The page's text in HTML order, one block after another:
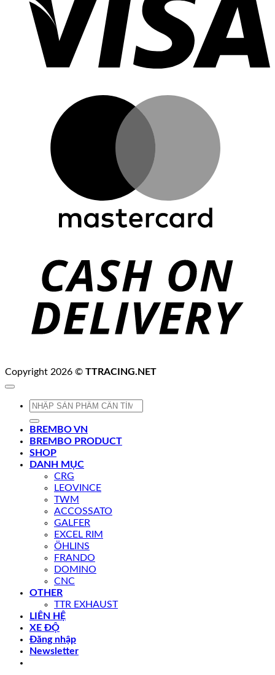
Copyright 2026 © TTRACING.NET
Tìm
BREMBO VN
BREMBO PRODUCT
SHOP
DANH MỤC
CRG
LEOVINCE
TWM
ACCOSSATO
GALFER
EXCEL RIM
ÖHLINS
FRANDO
DOMINO
CNC
OTHER
TTR EXHAUST
LIÊN HỆ
XE ĐỘ
Đăng nhập
Newsletter